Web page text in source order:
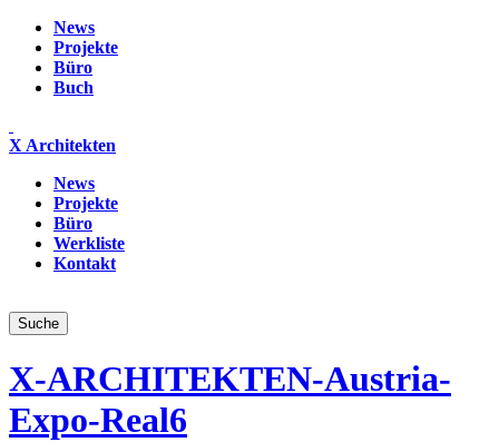
News
Projekte
Büro
Buch
X Architekten
News
Projekte
Büro
Werkliste
Kontakt
X-ARCHITEKTEN-Austria-
Expo-Real6